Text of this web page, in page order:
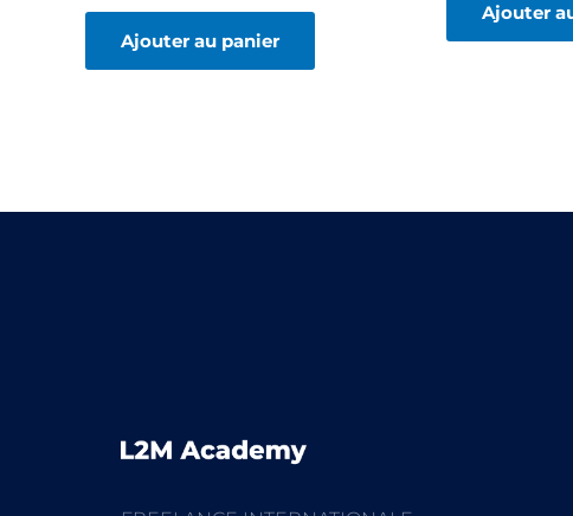
Ajouter au panier
Ajouter